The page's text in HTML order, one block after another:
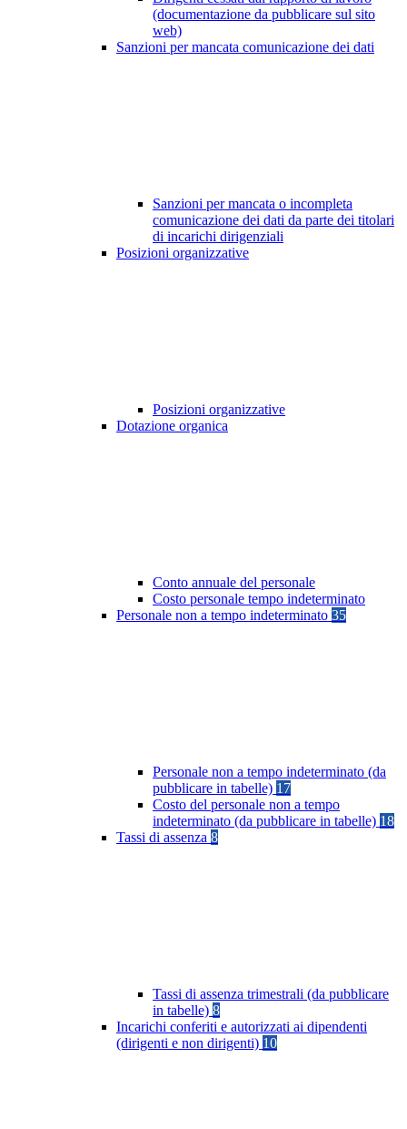
(documentazione da pubblicare sul sito
web)
Sanzioni per mancata comunicazione dei dati
Sanzioni per mancata o incompleta
comunicazione dei dati da parte dei titolari
di incarichi dirigenziali
Posizioni organizzative
Posizioni organizzative
Dotazione organica
Conto annuale del personale
Costo personale tempo indeterminato
Personale non a tempo indeterminato 35
Personale non a tempo indeterminato (da
pubblicare in tabelle) 17
Costo del personale non a tempo
indeterminato (da pubblicare in tabelle) 18
Tassi di assenza 8
Tassi di assenza trimestrali (da pubblicare
in tabelle) 8
Incarichi conferiti e autorizzati ai dipendenti
(dirigenti e non dirigenti) 10